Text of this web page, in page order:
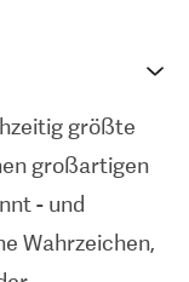
Die
-verfahren
Bis heute
größte
großartigen
- und
Wahrzeichen,